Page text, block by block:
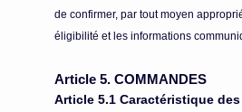
de confirmer, par tout moyen
éligibilité et les informations
Article 5. COMMANDES
Article 5.1 Caractéristique